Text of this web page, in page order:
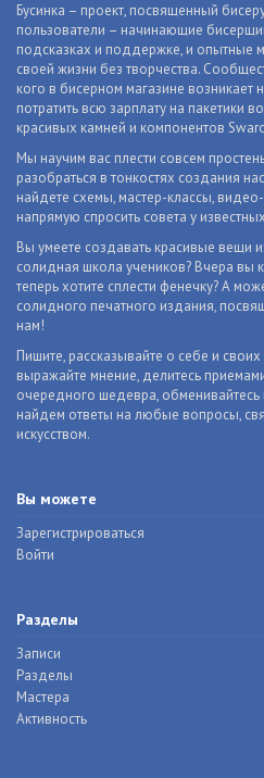
Бусинка – проект, посвященный
пользователи – начинающие
подсказках и поддержке, и опытные
своей жизни без творчества.
кого в бисерном магазине
потратить всю зарплату на пакетики
красивых камней и компонентов
Мы научим вас плести совсем
разобраться в тонкостях создания
найдете схемы, мастер-классы,
напрямую спросить совета у
Вы умеете создавать красивые вещи
солидная школа учеников? Вчера вы
теперь хотите сплести фенечку? А
солидного печатного издания,
нам!
Пишите, рассказывайте о себе и
выражайте мнение, делитесь
очередного шедевра, обменивайтесь
найдем ответы на любые вопросы,
искусством.
Вы можете
Зарегистрироваться
Войти
Разделы
Записи
Разделы
Мастера
Активность